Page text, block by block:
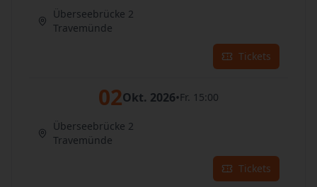
Überseebrücke 2
Travemünde
Tickets
02Okt. 2026•Fr. 15:00
Überseebrücke 2
Travemünde
Tickets